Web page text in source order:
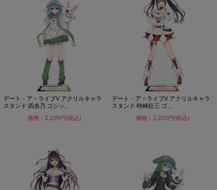
デート・ア・ライブV アクリルキャラ
スタンド 四糸乃 ゴシッ...
価格：2,200円(税込)
デート・ア・ライブV アクリルキャラ
スタンド 時崎狂三 ゴ...
価格：2,200円(税込)